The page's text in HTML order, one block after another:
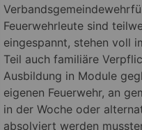
Feuerwehrleute sind
eingespannt, stehen voll
Teil auch familiäre
Ausbildung in Module
eigenen Feuerwehr, an
in der Woche oder
absolviert werden